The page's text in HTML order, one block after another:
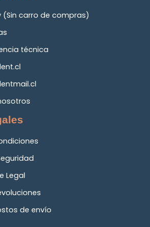
(Sin carro de compras)
técnica
Legal
de envío